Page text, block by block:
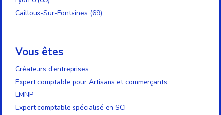
Cailloux-Sur-Fontaines (69)
Vous êtes
Créateurs d’entreprises
Expert comptable pour Artisans et commerçants
LMNP
Expert comptable spécialisé en SCI